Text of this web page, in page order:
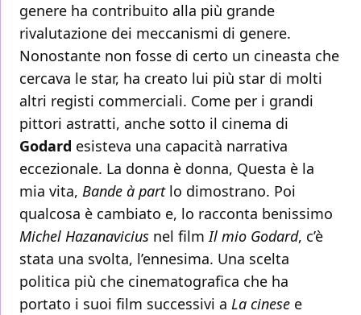
genere ha contribuito alla più grande
rivalutazione dei meccanismi di genere.
Nonostante non fosse di certo un cineasta che
cercava le star, ha creato lui più star di molti
altri registi commerciali. Come per i grandi
pittori astratti, anche sotto il cinema di
Godard esisteva una capacità narrativa
eccezionale. La donna è donna, Questa è la
mia vita, Bande à partlo dimostrano. Poi
qualcosa è cambiato e, lo racconta benissimo
Michel Hazanavicius nel filmIl mio Godard, c’è
stata una svolta, l’ennesima. Una scelta
politica più che cinematografica che ha
portato i suoi film successivi a La cinese e